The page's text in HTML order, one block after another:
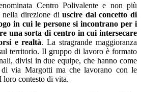
Centro Polivalente e non più
nella direzione diuscire dal concetto di
in cui le persone si incontrano per i
una sorta di centro in cui intersecare
e realtà. La stragrande maggioranza
territorio. Il gruppo di lavoro è formato
divisi in due equipe, che hanno come
via Margotti ma che lavorano con le
loro contesto di vita.